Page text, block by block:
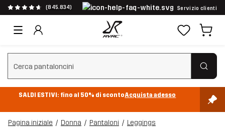
(845.834) Servizio clienti
Cancella ricerca
SALDI ESTIVI: fino al 50% di scontoAcquista adesso
Pagina iniziale Donna Pantaloni Leggings